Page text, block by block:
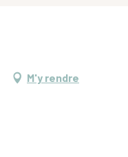
M'y rendre